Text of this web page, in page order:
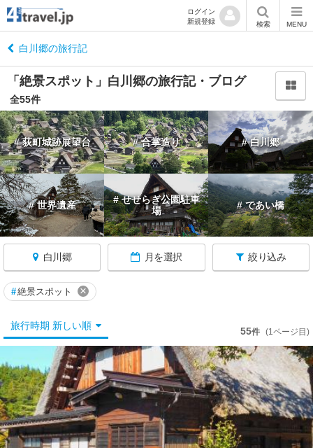
ログイン
新規登録
検索 MENU
白川郷の旅行記
「絶景スポット」白川郷の旅行記・ブログ
全55件
# 荻町城跡展望台 # 合掌造り # 白川郷
# 世界遺産
# せせらぎ公園駐車
場
# であい橋
白川郷 月を選択 絞り込み
岐
阜
へ
戻
る
岐
べ
て
阜
・
島
・
各
務
原
#絶景スポット ×
旅行時期 新しい順 55件 (1ページ目)